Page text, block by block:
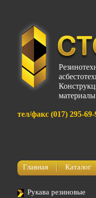
материалы
тел/факс (017) 295-69-
Главная Каталог
Рукава резиновые